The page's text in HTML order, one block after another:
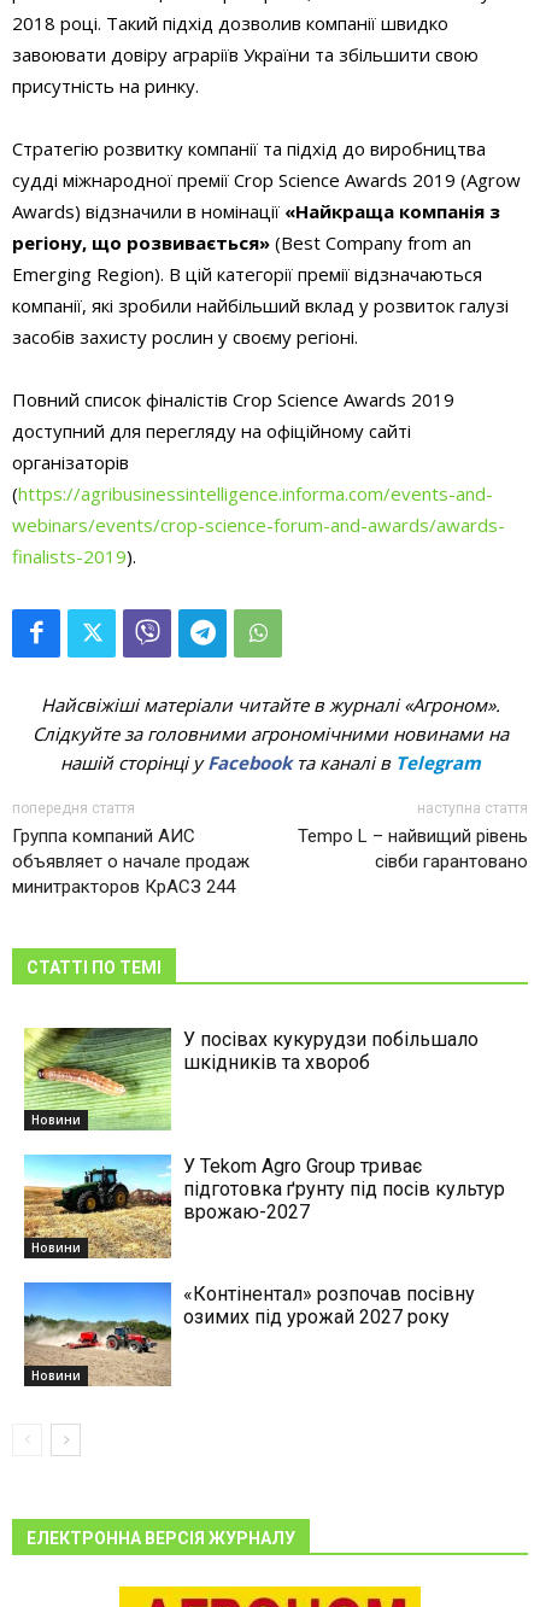
2018 році. Такий підхід дозволив компанії швидко
завоювати довіру аграріїв України та збільшити свою
присутність на ринку.
Стратегію розвитку компанії та підхід до виробництва
судді міжнародної премії Crop Science Awards 2019 (Agrow
Awards) відзначили в номінації «Найкраща компанія з
регіону, що розвивається» (Best Company from an
Emerging Region). В цій категорії премії відзначаються
компанії, які зробили найбільший вклад у розвиток галузі
засобів захисту рослин у своєму регіоні.
Повний список фіналістів Crop Science Awards 2019
доступний для перегляду на офіційному сайті
організаторів
(https://agribusinessintelligence.informa.com/events-and-
webinars/events/crop-science-forum-and-awards/awards-
finalists-2019).
Найсвіжіші матеріали читайте в журналі «Агроном».
Слідкуйте за головними агрономічними новинами на
нашій сторінці уFacebookта каналі в Telegram
попередня стаття
Группа компаний АИС
объявляет о начале продаж
минитракторов КрАСЗ 244
наступна стаття
Tempo L – найвищий рівень
сівби гарантовано
СТАТТІ ПО ТЕМІ
Новини
У посівах кукурудзи побільшало
шкідників та хвороб
Новини
У Tekom Agro Group триває
підготовка ґрунту під посів культур
врожаю-2027
Новини
«Контінентал» розпочав посівну
озимих під урожай 2027 року
ЕЛЕКТРОННА ВЕРСІЯ ЖУРНАЛУ